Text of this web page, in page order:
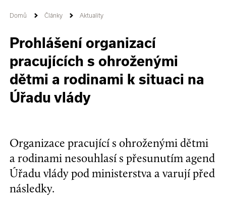
Domů Články Aktuality
Prohlášení organizací
pracujících s ohroženými
dětmi a rodinami k situaci na
Úřadu vlády
Organizace pracující s ohroženými dětmi
a rodinami nesouhlasí s přesunutím agend
Úřadu vlády pod ministerstva a varují před
následky.